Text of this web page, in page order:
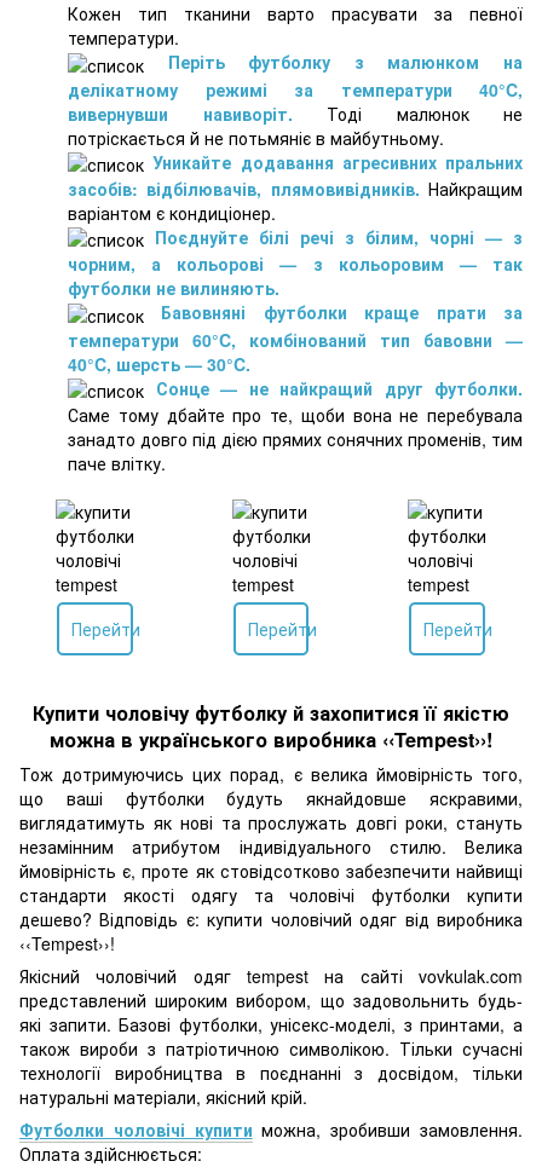
Кожен тип тканини варто прасувати за певної
температури.
Періть футболку з малюнком на
делікатному режимі за температури 40°C,
вивернувши навиворіт. Тоді малюнок не
потріскається й не потьмяніє в майбутньому.
Уникайте додавання агресивних пральних
засобів: відбілювачів, плямовивідників. Найкращим
варіантом є кондиціонер.
Поєднуйте білі речі з білим, чорні — з
чорним, а кольорові — з кольоровим — так
футболки не вилиняють.
Бавовняні футболки краще прати за
температури 60°C, комбінований тип бавовни —
40°C, шерсть — 30°C.
Сонце — не найкращий друг футболки.
Саме тому дбайте про те, щоби вона не перебувала
занадто довго під дією прямих сонячних променів, тим
паче влітку.
Перейти Перейти Перейти
Купити чоловічу футболку й захопитися її якістю
можна в українського виробника ‹‹Tempest››!
Тож дотримуючись цих порад, є велика ймовірність того,
що ваші футболки будуть якнайдовше яскравими,
виглядатимуть як нові та прослужать довгі роки, стануть
незамінним атрибутом індивідуального стилю. Велика
ймовірність є, проте як стовідсотково забезпечити найвищі
стандарти якості одягу та чоловічі футболки купити
дешево? Відповідь є: купити чоловічий одяг від виробника
‹‹Tempest››!
Якісний чоловічий одяг tempest на сайті vovkulak.com
представлений широким вибором, що задовольнить будь-
які запити. Базові футболки, унісекс-моделі, з принтами, а
також вироби з патріотичною символікою. Тільки сучасні
технології виробництва в поєднанні з досвідом, тільки
натуральні матеріали, якісний крій.
Футболки чоловічі купити можна, зробивши замовлення.
Оплата здійснюється: